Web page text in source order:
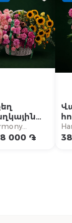
000 ֏